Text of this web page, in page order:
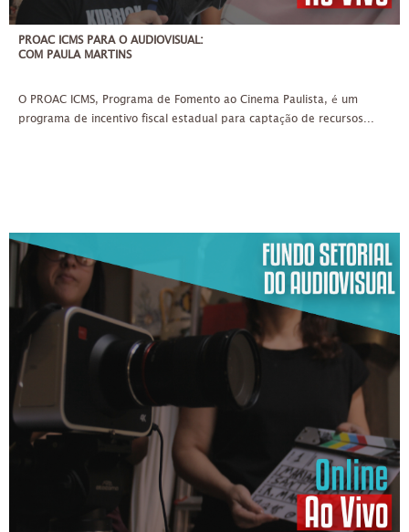
PROAC ICMS PARA O AUDIOVISUAL:
COM PAULA MARTINS
O PROAC ICMS, Programa de Fomento ao Cinema Paulista, é um
programa de incentivo fiscal estadual para captação de recursos...